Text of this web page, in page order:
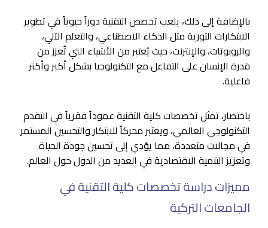
بالإضافة إلى ذلك، يلعب تخصص التقنية دوراً حيوياً في تطوير
الابتكارات الثورية مثل الذكاء الاصطناعي، والتعلم الآلي،
والروبوتات، والإنترنت، حيث يُعتبر من الأشياء التي تُعزز من
قدرة الإنسان على التفاعل مع التكنولوجيا بشكل أكبر وأكثر
فاعلية.
باختصار، تمثل تخصصات كلية التقنية عموداً فقرياً في التقدم
التكنولوجي العالمي، ويعتبر محركاً للابتكار والتحسين المستمر
في مجالات متعددة، مما يؤدي إلى تحسين جودة الحياة
وتعزيز التنمية الاقتصادية في العديد من الدول حول العالم.
مميزات دراسة تخصصات كلية التقنية في
الجامعات التركية